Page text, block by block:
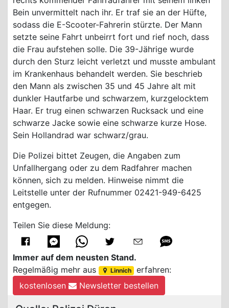
Bein unvermittelt nach ihr. Er traf sie an der Hüfte,
sodass die E-Scooter-Fahrerin stürzte. Der Mann
setzte seine Fahrt unbeirrt fort und rief noch, dass
die Frau aufstehen solle. Die 39-Jährige wurde
durch den Sturz leicht verletzt und musste ambulant
im Krankenhaus behandelt werden. Sie beschrieb
den Mann als zwischen 35 und 45 Jahre alt mit
dunkler Hautfarbe und schwarzem, kurzgelocktem
Haar. Er trug einen schwarzen Rucksack und eine
schwarze Jacke sowie eine schwarze kurze Hose.
Sein Hollandrad war schwarz/grau.
Die Polizei bittet Zeugen, die Angaben zum
Unfallhergang oder zu dem Radfahrer machen
können, sich zu melden. Hinweise nimmt die
Leitstelle unter der Rufnummer 02421-949-6425
entgegen.
Teilen Sie diese Meldung:
Immer auf dem neusten Stand.
Regelmäßig mehr aus
Linnich
erfahren:
kostenlosen
Newsletter bestellen